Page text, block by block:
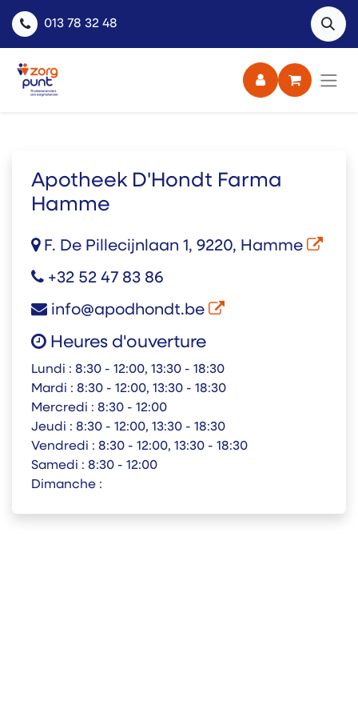
013 78 32 48
Apotheek D'Hondt Farma
Hamme
F. De Pillecijnlaan 1, 9220, Hamme
+32 52 47 83 86
info@apodhondt.be
Heures d'ouverture
Lundi : 8:30 - 12:00, 13:30 - 18:30
Mardi : 8:30 - 12:00, 13:30 - 18:30
Mercredi : 8:30 - 12:00
Jeudi : 8:30 - 12:00, 13:30 - 18:30
Vendredi : 8:30 - 12:00, 13:30 - 18:30
Samedi : 8:30 - 12:00
Dimanche :